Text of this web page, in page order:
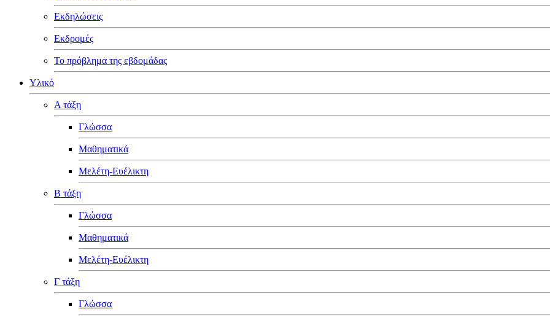
Εκδηλώσεις
Εκδρομές
Το πρόβλημα της εβδομάδας
Υλικό
Α τάξη
Γλώσσα
Μαθηματικά
Μελέτη-Ευέλικτη
Β τάξη
Γλώσσα
Μαθηματικά
Μελέτη-Ευέλικτη
Γ τάξη
Γλώσσα